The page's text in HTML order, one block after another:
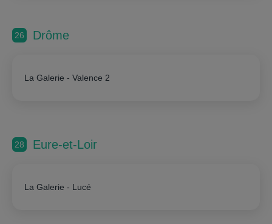
26 Drôme
La Galerie - Valence 2
28 Eure-et-Loir
La Galerie - Lucé